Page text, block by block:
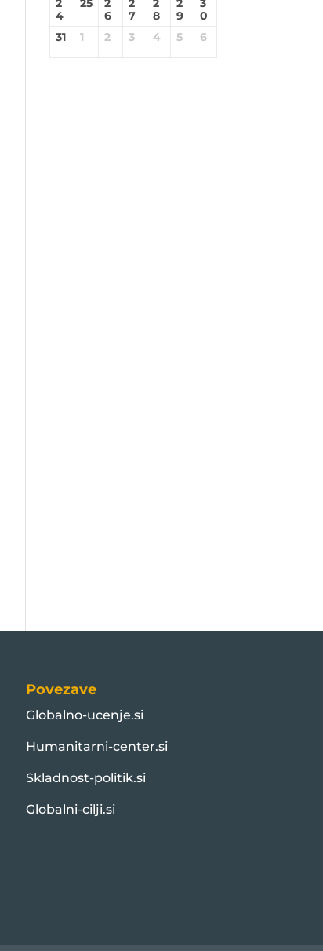
2
4
25
2
6
2
7
2
8
2
9
3
0
31
1 2 3 4 5 6
Povezave
Globalno-ucenje.si
Humanitarni-center.si
Skladnost-politik.si
Globalni-cilji.si